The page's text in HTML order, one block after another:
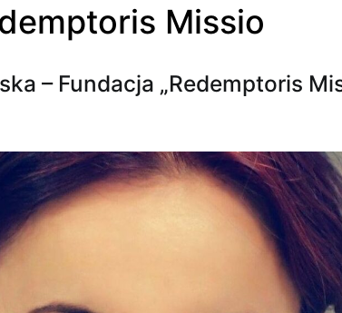
Missio
– Fundacja „Redemptoris